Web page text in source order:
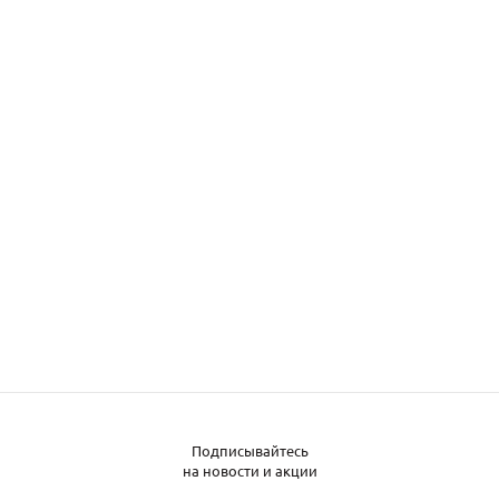
Подписывайтесь
на новости и акции